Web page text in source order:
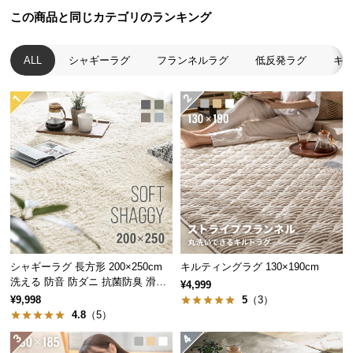
型
商
品
の
配
に
つ
い
て
小
型
商
品
の
配
送
この商品と同じカテゴリのランキング
ALL シャギーラグ フランネルラグ 低反発ラグ キ
シャギーラグ 長方形 200×250cm
洗える 防音 防ダニ 抗菌防臭 滑り
止め付き
¥9,998
4.8 （5）
キルティングラグ 130×190cm
¥4,999
5 （3）